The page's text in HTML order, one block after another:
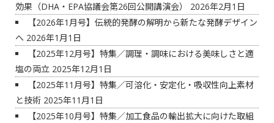
効果（DHA・EPA協議会第26回公開講演会）
2026年2月1日
【2026年1月号】伝統的発酵の解明から新たな発酵デザイン
へ 2026年1月1日
【2025年12月号】特集／調理・調味における美味しさと適
塩の両立 2025年12月1日
【2025年11月号】特集／可溶化・安定化・吸収性向上素材
と技術 2025年11月1日
【2025年10月号】特集／加工食品の輸出拡大に向けた取組